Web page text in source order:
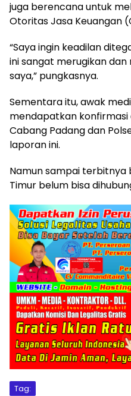
juga berencana untuk
Otoritas Jasa Keuangan
“Saya ingin keadilan
ini sangat merugikan
saya,” pungkasnya.
Sementara itu, awak
mendapatkan konfirmasi
Cabang Padang dan
laporan ini.
Namun sampai terbitnya
Timur belum bisa
Tag: